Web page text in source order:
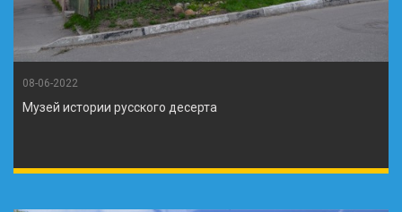
08-06-2022
Музей истории русского десерта